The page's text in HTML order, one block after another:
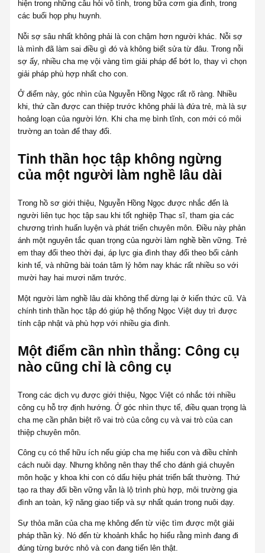
hiện trong những câu hỏi vô tình, trong bữa cơm gia đình, trong
các buổi họp phụ huynh.
Nỗi sợ sâu nhất không phải là con chậm hơn người khác. Nỗi sợ
là mình đã làm sai điều gì đó và không biết sửa từ đâu. Trong nỗi
sợ ấy, nhiều cha mẹ vội vàng tìm giải pháp để bớt lo, thay vì chọn
giải pháp phù hợp nhất cho con.
Ở điểm này, góc nhìn của Nguyễn Hồng Ngọc rất rõ ràng. Nhiều
khi, thứ cần được can thiệp trước không phải là đứa trẻ, mà là sự
hoảng loạn của người lớn. Khi cha mẹ bình tĩnh, con mới có môi
trường an toàn để thay đổi.
Tinh thần học tập không ngừng
của một người làm nghề lâu dài
Trong hồ sơ giới thiệu, Nguyễn Hồng Ngọc được nhắc đến là
người liên tục học tập sau khi tốt nghiệp Thạc sĩ, tham gia các
chương trình huấn luyện và phát triển chuyên môn. Điều này phản
ánh một nguyên tắc quan trọng của người làm nghề bền vững. Trẻ
em thay đổi theo thời đại, áp lực gia đình thay đổi theo bối cảnh
kinh tế, và những bài toán tâm lý hôm nay khác rất nhiều so với
mười hay hai mươi năm trước.
Một người làm nghề lâu dài không thể dừng lại ở kiến thức cũ. Và
chính tinh thần học tập đó giúp hệ thống Ngọc Việt duy trì được
tính cập nhật và phù hợp với nhiều gia đình.
Một điểm cần nhìn thẳng: Công cụ
nào cũng chỉ là công cụ
Trong các dịch vụ được giới thiệu, Ngọc Việt có nhắc tới nhiều
công cụ hỗ trợ định hướng. Ở góc nhìn thực tế, điều quan trọng là
cha mẹ cần phân biệt rõ vai trò của công cụ và vai trò của can
thiệp chuyên môn.
Công cụ có thể hữu ích nếu giúp cha mẹ hiểu con và điều chỉnh
cách nuôi dạy. Nhưng không nên thay thế cho đánh giá chuyên
môn hoặc y khoa khi con có dấu hiệu phát triển bất thường. Thứ
tạo ra thay đổi bền vững vẫn là lộ trình phù hợp, môi trường gia
đình an toàn, kỹ năng giao tiếp và sự nhất quán trong nuôi dạy.
Sự thỏa mãn của cha mẹ không đến từ việc tìm được một giải
pháp thần kỳ. Nó đến từ khoảnh khắc họ hiểu rằng mình đang đi
đúng từng bước nhỏ và con đang tiến lên thật.